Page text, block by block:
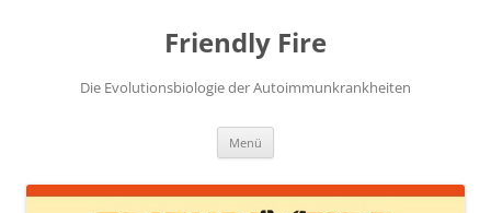
Friendly Fire
Die Evolutionsbiologie der Autoimmunkrankheiten
Menü